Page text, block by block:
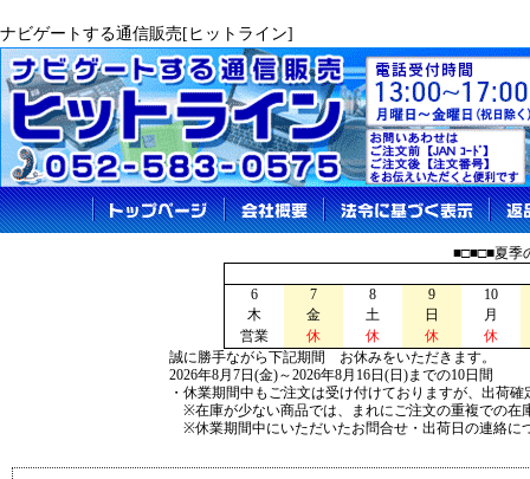
ナビゲートする通信販売[ヒットライン]
■□■□■夏季
6 7 8 9
10
木
金 土 日
月
営業
休 休 休
休
誠に勝手ながら下記期間 お休みをいただきます。
2026年8月7日(金)～2026年8月16日(日)までの10日間
・休業期間中もご注文は受け付けておりますが、出荷
※在庫が少ない商品では、まれにご注文の重複での在
※休業期間中にいただいたお問合せ・出荷日の連絡に